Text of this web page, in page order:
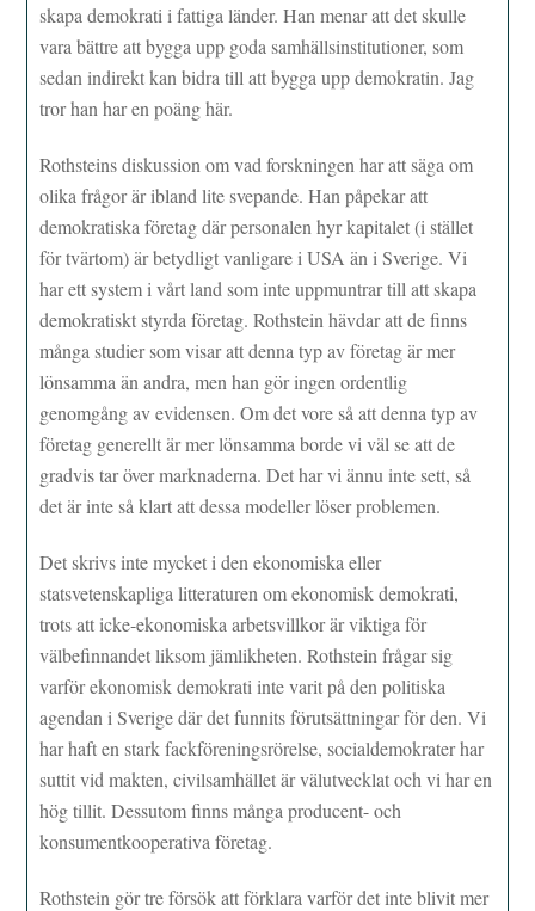
skapa demokrati i fattiga länder. Han menar att det skulle
vara bättre att bygga upp goda samhällsinstitutioner, som
sedan indirekt kan bidra till att bygga upp demokratin. Jag
tror han har en poäng här.
Rothsteins diskussion om vad forskningen har att säga om
olika frågor är ibland lite svepande. Han påpekar att
demokratiska företag där personalen hyr kapitalet (i stället
för tvärtom) är betydligt vanligare i USA än i Sverige. Vi
har ett system i vårt land som inte uppmuntrar till att skapa
demokratiskt styrda företag. Rothstein hävdar att de finns
många studier som visar att denna typ av företag är mer
lönsamma än andra, men han gör ingen ordentlig
genomgång av evidensen. Om det vore så att denna typ av
företag generellt är mer lönsamma borde vi väl se att de
gradvis tar över marknaderna. Det har vi ännu inte sett, så
det är inte så klart att dessa modeller löser problemen.
Det skrivs inte mycket i den ekonomiska eller
statsvetenskapliga litteraturen om ekonomisk demokrati,
trots att icke-ekonomiska arbetsvillkor är viktiga för
välbefinnandet liksom jämlikheten. Rothstein frågar sig
varför ekonomisk demokrati inte varit på den politiska
agendan i Sverige där det funnits förutsättningar för den. Vi
har haft en stark fackföreningsrörelse, socialdemokrater har
suttit vid makten, civilsamhället är välutvecklat och vi har en
hög tillit. Dessutom finns många producent- och
konsumentkooperativa företag.
Rothstein gör tre försök att förklara varför det inte blivit mer